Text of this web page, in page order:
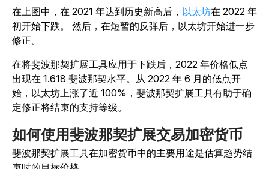
在上图中， 在 2021 年达到历史新高后， 以太坊在 2022 年
初开始下跌。
然后，在短暂的反弹后，以太坊开始进一步
修正。
在将斐波那契扩展工具应用于下跌后，2022 年价格低点
出现在 1.618 斐波那契水平。从 2022 年 6 月的低点开
始，以太坊上涨了近 100%，斐波那契扩展工具有助于确
定修正将结束的支持等级。
如何使用斐波那契扩展交易加密货币
斐波那契扩展工具在加密货币中的主要用途是估算趋势结